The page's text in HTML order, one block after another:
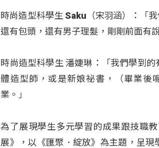
時尚造型科學生 Saku（宋羽涵）：「
還有包頭，還有男子理髮，剛剛前面有
時尚造型科學生 潘婕琳：「我們學到
體造型師，或是新娘祕書，（畢業後
業。」
為了展現學生多元學習的成果跟技職
展》，以《匯聚．綻放》為主題，呈